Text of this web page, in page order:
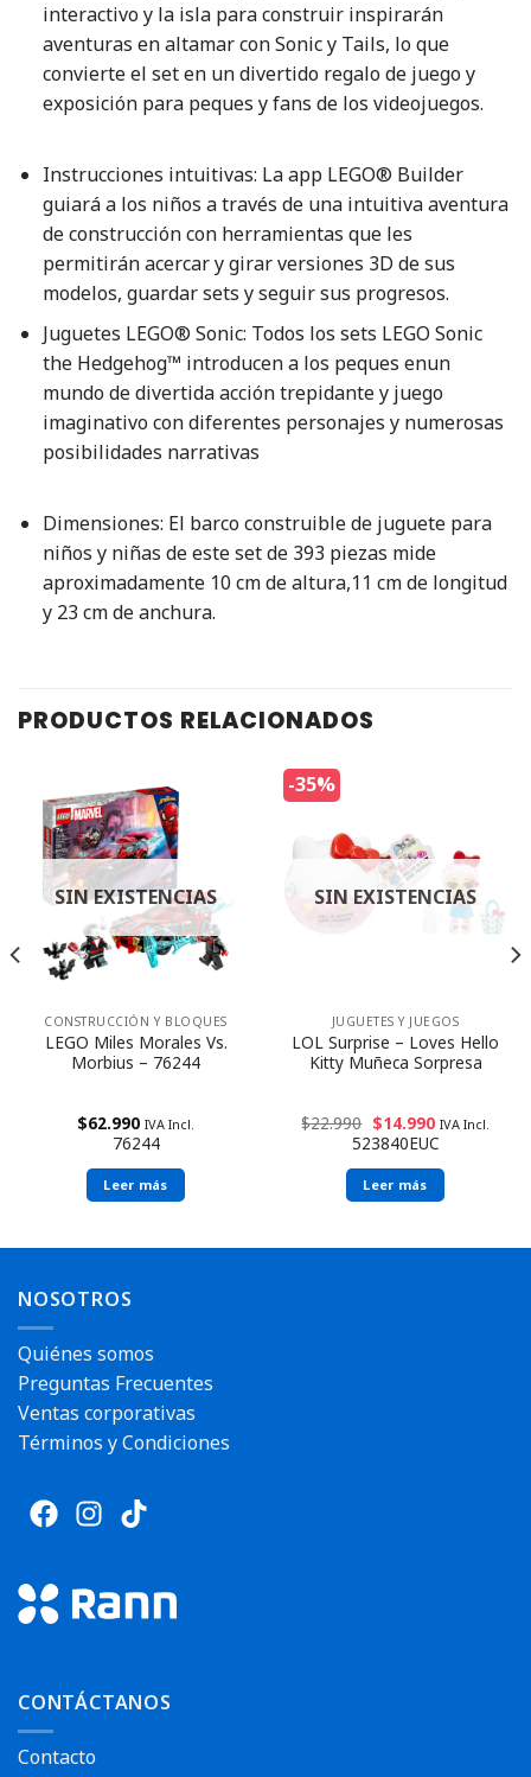
interactivo y la isla para construir inspirarán
aventuras en altamar con Sonic y Tails, lo que
convierte el set en un divertido regalo de juego y
exposición para peques y fans de los videojuegos.
Instrucciones intuitivas: La app LEGO® Builder
guiará a los niños a través de una intuitiva aventura
de construcción con herramientas que les
permitirán acercar y girar versiones 3D de sus
modelos, guardar sets y seguir sus progresos.
Juguetes LEGO® Sonic: Todos los sets LEGO Sonic
the Hedgehog™ introducen a los peques enun
mundo de divertida acción trepidante y juego
imaginativo con diferentes personajes y numerosas
posibilidades narrativas
Dimensiones: El barco construible de juguete para
niños y niñas de este set de 393 piezas mide
aproximadamente 10 cm de altura,11 cm de longitud
y 23 cm de anchura.
PRODUCTOS RELACIONADOS
Envío rápido
SIN EXISTENCIAS
CONSTRUCCIÓN Y BLOQUES
LEGO Miles Morales Vs.
Morbius – 76244
$62.990 IVA Incl.
76244
Leer más
-35%
SIN EXISTENCIAS
JUGUETES Y JUEGOS
LOL Surprise – Loves Hello
Kitty Muñeca Sorpresa
$22.990 $14.990 IVA Incl.
523840EUC
Leer más
NOSOTROS
Quiénes somos
Preguntas Frecuentes
Ventas corporativas
Términos y Condiciones
CONTÁCTANOS
Contacto